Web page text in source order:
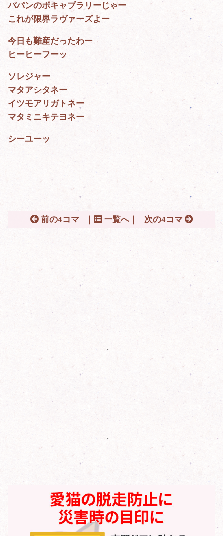
パパンのボキャブラリーじゃー
これが限界ラヴァーズよー
今日も難産だったわー
ヒーヒーフーッ
ソレジャー
マタアシタネー
イツモアリガトネー
マタミニキテヨネー
シーユーッ
前の4コマ 一覧へ｜ 次の4コマ